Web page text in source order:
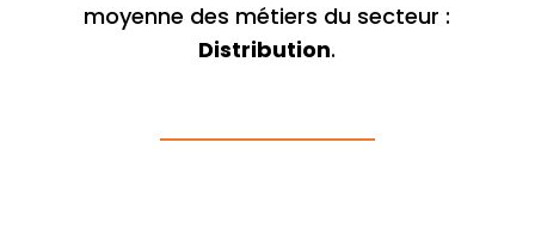
moyenne des métiers du secteur :
Distribution.